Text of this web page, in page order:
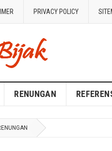
PRIVACY POLICY
RENUNGAN